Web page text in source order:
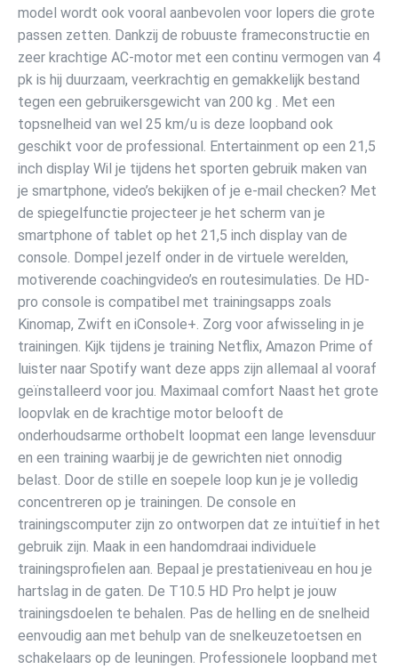
model wordt ook vooral aanbevolen voor lopers die grote
passen zetten. Dankzij de robuuste frameconstructie en
zeer krachtige AC-motor met een continu vermogen van 4
pk is hij duurzaam, veerkrachtig en gemakkelijk bestand
tegen een gebruikersgewicht van 200 kg . Met een
topsnelheid van wel 25 km/u is deze loopband ook
geschikt voor de professional. Entertainment op een 21,5
inch display Wil je tijdens het sporten gebruik maken van
je smartphone, video’s bekijken of je e-mail checken? Met
de spiegelfunctie projecteer je het scherm van je
smartphone of tablet op het 21,5 inch display van de
console. Dompel jezelf onder in de virtuele werelden,
motiverende coachingvideo’s en routesimulaties. De HD-
pro console is compatibel met trainingsapps zoals
Kinomap, Zwift en iConsole+. Zorg voor afwisseling in je
trainingen. Kijk tijdens je training Netflix, Amazon Prime of
luister naar Spotify want deze apps zijn allemaal al vooraf
geïnstalleerd voor jou. Maximaal comfort Naast het grote
loopvlak en de krachtige motor belooft de
onderhoudsarme orthobelt loopmat een lange levensduur
en een training waarbij je de gewrichten niet onnodig
belast. Door de stille en soepele loop kun je je volledig
concentreren op je trainingen. De console en
trainingscomputer zijn zo ontworpen dat ze intuïtief in het
gebruik zijn. Maak in een handomdraai individuele
trainingsprofielen aan. Bepaal je prestatieniveau en hou je
hartslag in de gaten. De T10.5 HD Pro helpt je jouw
trainingsdoelen te behalen. Pas de helling en de snelheid
eenvoudig aan met behulp van de snelkeuzetoetsen en
schakelaars op de leuningen. Professionele loopband met